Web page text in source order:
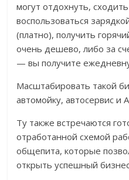
могут отдохнуть,
воспользоваться
(платно), получить
очень дешево, либо за
— вы получите
Масштабировать такой
автомойку, автосервис и
Ту также встречаются
отработанной схемой
общепита, которые
открыть успешный